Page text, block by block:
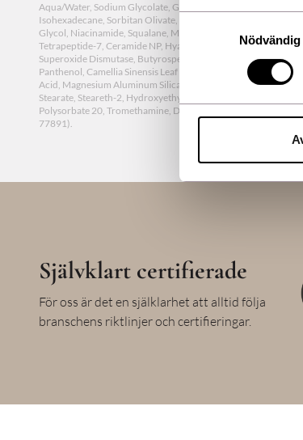
Nödvändig
Aqua/Water, Sodium Glycolate, Glycolic Acid, Cetearyl
Isohexadecane, Sorbitan Olivate, Tetrahexyldecyl Ascorbate,
Glycol, Niacinamide, Squalane, Methyl Gluceth-20, Ethyl
Tetrapeptide-7, Ceramide NP, Hyaluronic Acid, Ubiquinone,
Superoxide Dismutase, Butyrospermum Parkii (Shea) Butter,
Panthenol, Camellia Sinensis Leaf Extract, Portulaca Oleracea
Acid, Magnesium Aluminum Silicate, Dimethyl Isosorbide,
Stearate, Steareth-2, Hydroxyethylcellulose, Acacia Senegal
Polysorbate 20, Tromethamine, Disodium EDTA,
77891).
Självklart certifierade
För oss är det en själklarhet att alltid följa
branschens riktlinjer och certifieringar.